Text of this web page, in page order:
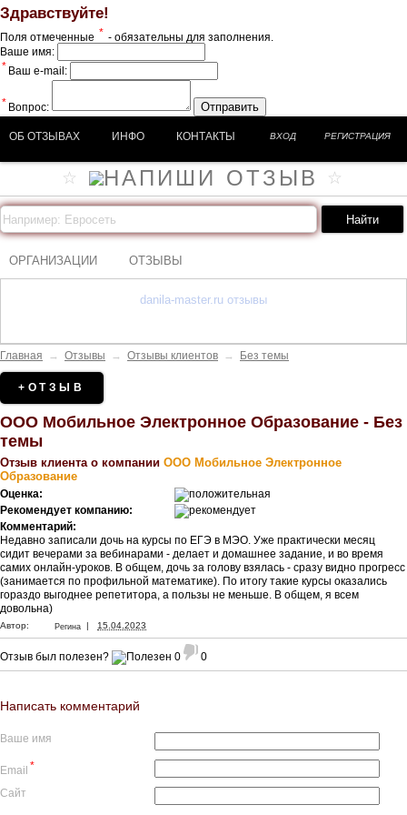
Здравствуйте!
Поля отмеченные * - обязательны для заполнения.
Ваше имя:
* Ваш e-mail:
* Вопрос: Отправить
ОБ ОТЗЫВАХ ИНФО КОНТАКТЫ ВХОД РЕГИСТРАЦИЯ
ОРГАНИЗАЦИИ ОТЗЫВЫ
danila-master.ru отзывы
Главная → Отзывы → Отзывы клиентов → Без темы
+ОТЗЫВ
ООО Мобильное Электронное Образование - Без
темы
Отзыв клиента о компании ООО Мобильное Электронное
Образование
Оценка:
Рекомендует компанию:
Комментарий:
Недавно записали дочь на курсы по ЕГЭ в МЭО. Уже практически месяц
сидит вечерами за вебинарами - делает и домашнее задание, и во время
самих онлайн-уроков. В общем, дочь за голову взялась - сразу видно прогресс
(занимается по профильной математике). По итогу такие курсы оказались
гораздо выгоднее репетитора, а пользы не меньше. В общем, я всем
довольна)
Автор: Регина | 15.04.2023
Отзыв был полезен? 0 0
Написать комментарий
Ваше имя
Email *
Сайт